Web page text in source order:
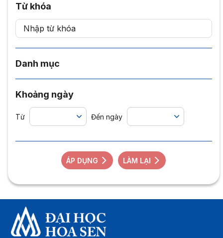
Từ khóa
Danh mục
Khoảng ngày
Từ Đến ngày
ÁP DỤNG LÀM LẠI